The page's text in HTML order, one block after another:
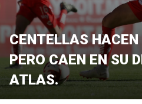
CENTELLAS HACEN
PERO CAEN EN SU
ATLAS.